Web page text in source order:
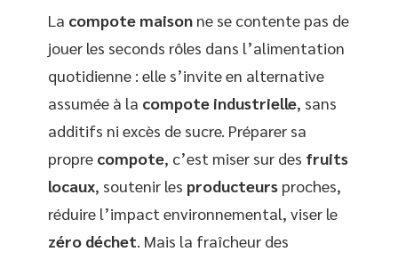
La compote maison ne se contente pas de
jouer les seconds rôles dans l’alimentation
quotidienne : elle s’invite en alternative
assumée à la compote industrielle, sans
additifs ni excès de sucre. Préparer sa
propre compote, c’est miser sur des fruits
locaux, soutenir les producteurs proches,
réduire l’impact environnemental, viser le
zéro déchet . Mais la fraîcheur des